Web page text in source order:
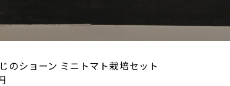
ョーン ミニトマト栽培セット